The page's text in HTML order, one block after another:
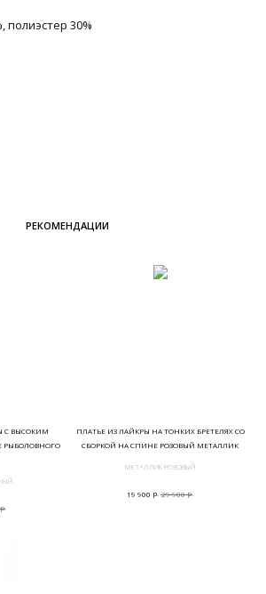
полиэстер 30%
РЕКОМЕНДАЦИИ
С ВЫСОКИМ
РЫБОЛОВНОГО
р.
ПЛАТЬЕ ИЗ ЛАЙКРЫ НА ТОНКИХ БРЕТЕЛЯХ СО
СБОРКОЙ НА СПИНЕ РОЗОВЫЙ МЕТАЛЛИК
МЕТАЛЛИК РОЗОВЫЙ
19 900 р. 29 900р.